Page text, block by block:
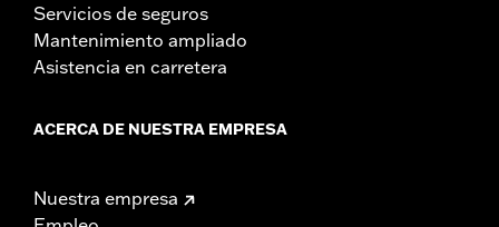
Servicios de seguros
Mantenimiento ampliado
Asistencia en carretera
ACERCA DE NUESTRA EMPRESA
Nuestra empresa